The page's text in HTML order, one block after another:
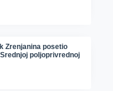
Zrenjanina posetio
poljoprivrednoj